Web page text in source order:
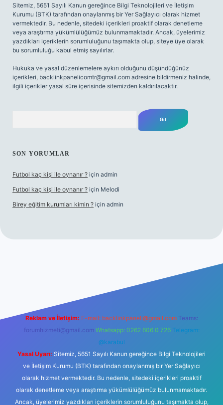
Sitemiz, 5651 Sayılı Kanun gereğince Bilgi Teknolojileri ve İletişim
Kurumu (BTK) tarafından onaylanmış bir Yer Sağlayıcı olarak hizmet
vermektedir. Bu nedenle, sitedeki içerikleri proaktif olarak denetleme
veya araştırma yükümlülüğümüz bulunmamaktadır. Ancak, üyelerimiz
yazdıkları içeriklerin sorumluluğunu taşımakta olup, siteye üye olarak
bu sorumluluğu kabul etmiş sayılırlar.
Hukuka ve yasal düzenlemelere aykırı olduğunu düşündüğünüz
içerikleri, backlinkpanelicomtr@gmail.com adresine bildirmeniz halinde,
ilgili içerikler yasal süre içerisinde sitemizden kaldırılacaktır.
SON YORUMLAR
Futbol kaç kişi ile oynanır ? için admin
Futbol kaç kişi ile oynanır ? için Melodi
Birey eğitim kurumları kimin ? için admin
Reklam ve İletişim: E-mail: backlinkpaneli@gmail.com Teams:
forumhizmeti@gmail.com Whatsapp: 0262 606 0 726 Telegram:
@karabul
Yasal Uyarı: Sitemiz, 5651 Sayılı Kanun gereğince Bilgi Teknolojileri
ve İletişim Kurumu (BTK) tarafından onaylanmış bir Yer Sağlayıcı
olarak hizmet vermektedir. Bu nedenle, sitedeki içerikleri proaktif
olarak denetleme veya araştırma yükümlülüğümüz bulunmamaktadır.
Ancak, üyelerimiz yazdıkları içeriklerin sorumluluğunu taşımakta olup,